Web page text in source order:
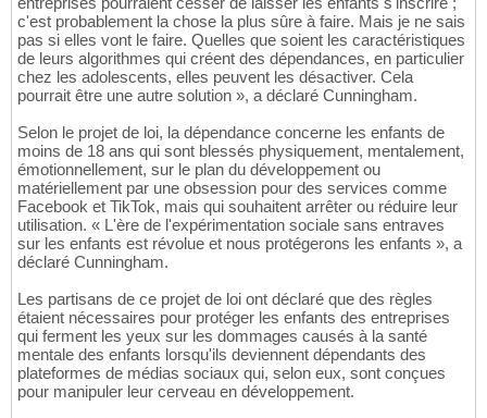
c'est probablement la chose la plus sûre à faire. Mais je ne sais
pas si elles vont le faire. Quelles que soient les caractéristiques
de leurs algorithmes qui créent des dépendances, en particulier
chez les adolescents, elles peuvent les désactiver. Cela
pourrait être une autre solution », a déclaré Cunningham.
Selon le projet de loi, la dépendance concerne les enfants de
moins de 18 ans qui sont blessés physiquement, mentalement,
émotionnellement, sur le plan du développement ou
matériellement par une obsession pour des services comme
Facebook et TikTok, mais qui souhaitent arrêter ou réduire leur
utilisation. « L'ère de l'expérimentation sociale sans entraves
sur les enfants est révolue et nous protégerons les enfants », a
déclaré Cunningham.
Les partisans de ce projet de loi ont déclaré que des règles
étaient nécessaires pour protéger les enfants des entreprises
qui ferment les yeux sur les dommages causés à la santé
mentale des enfants lorsqu'ils deviennent dépendants des
plateformes de médias sociaux qui, selon eux, sont conçues
pour manipuler leur cerveau en développement.